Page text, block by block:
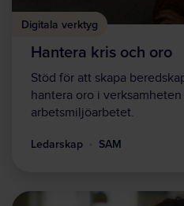
Digitala verktyg
Hantera kris och oro
Stöd för att skapa
hantera oro i
arbetsmiljöarbetet.
Ledarskap SAM